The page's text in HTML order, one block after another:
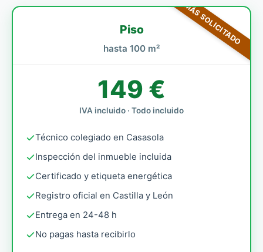
MÁS SOLICITADO
Piso
hasta 100 m²
149 €
IVA incluido · Todo incluido
Técnico colegiado en Casasola
Inspección del inmueble incluida
Certificado y etiqueta energética
Registro oficial en Castilla y León
Entrega en 24-48 h
No pagas hasta recibirlo